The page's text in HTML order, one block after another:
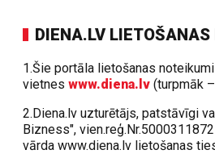
DIENA.LV LIETOŠANAS
1.Šie portāla lietošanas
vietnes www.diena.lv (turpmāk
2.Diena.lv uzturētājs, patstāvīgi
Bizness",
vārda www.diena.lv lietošanas